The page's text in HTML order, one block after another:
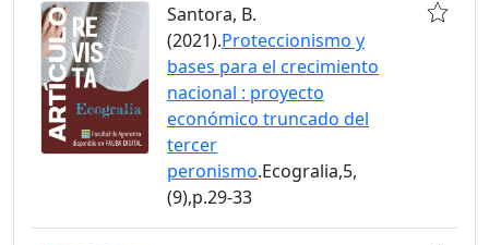
Santora, B.
(2021).Proteccionismo y
bases para el crecimiento
nacional : proyecto
económico truncado del
tercer
peronismo.Ecogralia,5,
(9),p.29-33